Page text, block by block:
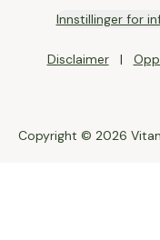
Innstillinger for
Disclaimer
Copyright © 2026